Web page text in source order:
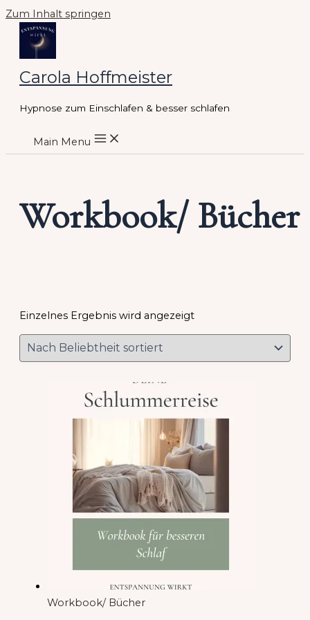
Zum Inhalt springen
Carola Hoffmeister
Hypnose zum Einschlafen & besser schlafen
Main Menu
Workbook/ Bücher
Einzelnes Ergebnis wird angezeigt
Workbook/ Bücher